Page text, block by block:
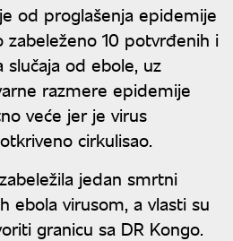
od proglašenja epidemije
zabeleženo 10 potvrđenih i
od ebole, uz
razmere epidemije
veće jer je virus
cirkulisao.
jedan smrtni
ebola virusom, a vlasti su
granicu sa DR Kongo.